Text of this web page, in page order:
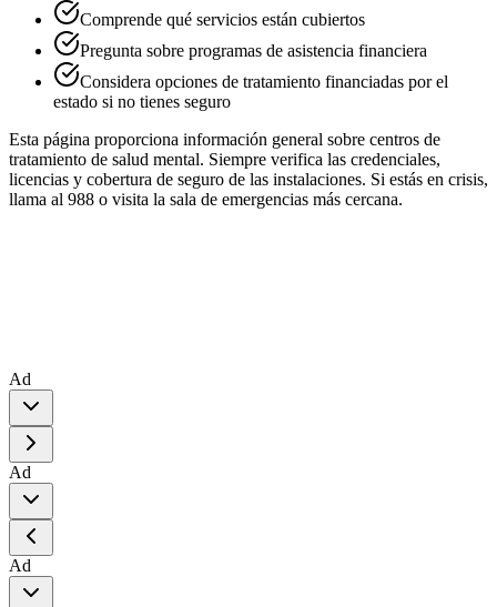
Comprende qué servicios están cubiertos
Pregunta sobre programas de asistencia financiera
Considera opciones de tratamiento financiadas por el
estado si no tienes seguro
Esta página proporciona información general sobre centros de
tratamiento de salud mental. Siempre verifica las credenciales,
licencias y cobertura de seguro de las instalaciones. Si estás en crisis,
llama al 988 o visita la sala de emergencias más cercana.
Ad
Ad
Ad